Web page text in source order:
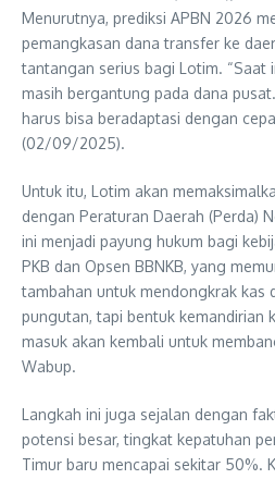
Menurutnya, prediksi APBN 2026
pemangkasan dana transfer ke
tantangan serius bagi Lotim. “Saat
masih bergantung pada dana
harus bisa beradaptasi dengan
(02/09/2025).
​Untuk itu, Lotim akan
dengan Peraturan Daerah (Perda)
ini menjadi payung hukum bagi
PKB dan Opsen BBNKB, yang
tambahan untuk mendongkrak kas
pungutan, tapi bentuk kemandirian
masuk akan kembali untuk
Wabup.
​Langkah ini juga sejalan dengan
potensi besar, tingkat kepatuhan
Timur baru mencapai sekitar 50%.